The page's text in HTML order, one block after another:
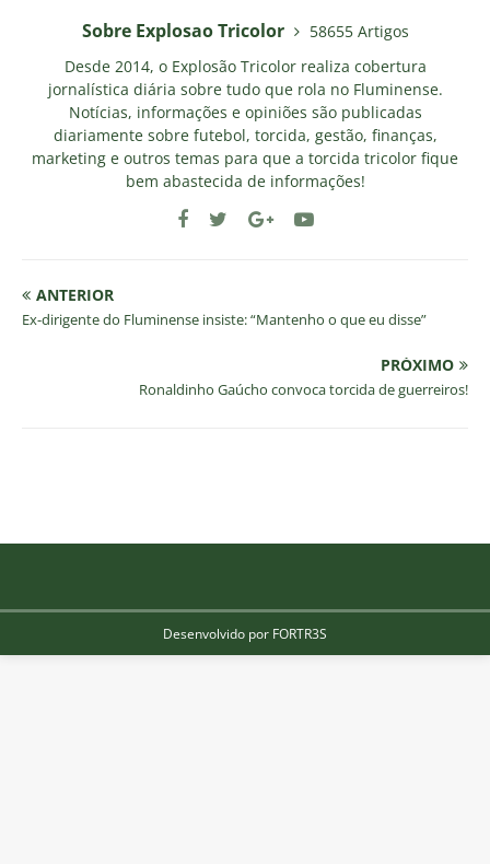
Sobre Explosao Tricolor
58655 Artigos
Desde 2014, o Explosão Tricolor realiza cobertura
jornalística diária sobre tudo que rola no Fluminense.
Notícias, informações e opiniões são publicadas
diariamente sobre futebol, torcida, gestão, finanças,
marketing e outros temas para que a torcida tricolor fique
bem abastecida de informações!
ANTERIOR
Ex-dirigente do Fluminense insiste: “Mantenho o que eu disse”
PRÓXIMO
Ronaldinho Gaúcho convoca torcida de guerreiros!
Desenvolvido por FORTR3S